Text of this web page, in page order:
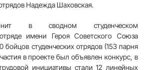
Надежда Шаховская.
в сводном студенческом
имени Героя Советского Союза
бойцов студенческих отрядов (153 парня
в проекте был объявлен конкурс, в
инициативы стали 12 линейных